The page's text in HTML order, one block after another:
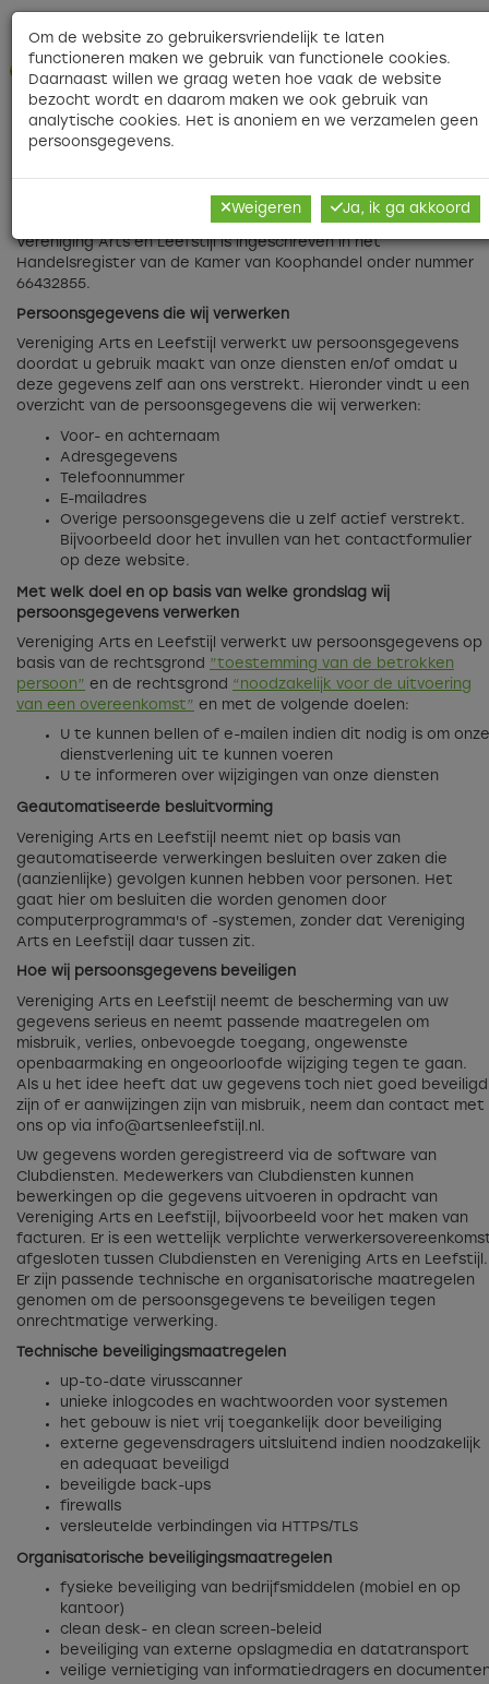
Vereniging Arts en Leefstijl neemt privacy serieus. Informatie
deze privacyverklaring staat omschreven hoe Vereniging Arts
en Leefstijl omgaat met uw persoonsgegevens.
Vereniging Arts en Leefstijl is ingeschreven in het
Handelsregister van de Kamer van Koophandel onder nummer
66432855.
Persoonsgegevens die wij verwerken
Vereniging Arts en Leefstijl verwerkt uw persoonsgegevens
doordat u gebruik maakt van onze diensten en/of omdat u
deze gegevens zelf aan ons verstrekt. Hieronder vindt u een
overzicht van de persoonsgegevens die wij verwerken:
Voor- en achternaam
Adresgegevens
Telefoonnummer
E-mailadres
Overige persoonsgegevens die u zelf actief verstrekt.
Bijvoorbeeld door het invullen van het contactformulier
op deze website.
Met welk doel en op basis van welke grondslag wij
persoonsgegevens verwerken
Vereniging Arts en Leefstijl verwerkt uw persoonsgegevens op
basis van de rechtsgrond ”toestemming van de betrokken
persoon” en de rechtsgrond “noodzakelijk voor de uitvoering
van een overeenkomst” en met de volgende doelen:
U te kunnen bellen of e-mailen indien dit nodig is om onze
dienstverlening uit te kunnen voeren
U te informeren over wijzigingen van onze diensten
Geautomatiseerde besluitvorming
Vereniging Arts en Leefstijl neemt niet op basis van
geautomatiseerde verwerkingen besluiten over zaken die
(aanzienlijke) gevolgen kunnen hebben voor personen. Het
gaat hier om besluiten die worden genomen door
computerprogramma's of -systemen, zonder dat Vereniging
Arts en Leefstijl daar tussen zit.
Hoe wij persoonsgegevens beveiligen
Vereniging Arts en Leefstijl neemt de bescherming van uw
gegevens serieus en neemt passende maatregelen om
misbruik, verlies, onbevoegde toegang, ongewenste
openbaarmaking en ongeoorloofde wijziging tegen te gaan.
Als u het idee heeft dat uw gegevens toch niet goed beveiligd
zijn of er aanwijzingen zijn van misbruik, neem dan contact met
ons op via info@artsenleefstijl.nl .
Uw gegevens worden geregistreerd via de software van
Clubdiensten. Medewerkers van Clubdiensten kunnen
bewerkingen op die gegevens uitvoeren in opdracht van
Vereniging Arts en Leefstijl, bijvoorbeeld voor het maken van
facturen. Er is een wettelijk verplichte
afgesloten tussen Clubdiensten en Vereniging Arts en Leefstijl.
Er zijn passende technische en organisatorische maatregelen
genomen om de persoonsgegevens te beveiligen tegen
onrechtmatige verwerking.
Technische beveiligingsmaatregelen
up-to-date virusscanner
unieke inlogcodes en wachtwoorden voor systemen
het gebouw is niet vrij toegankelijk door beveiliging
externe gegevensdragers uitsluitend indien noodzakelijk
en adequaat beveiligd
beveiligde back-ups
firewalls
versleutelde verbindingen via HTTPS/TLS
Organisatorische beveiligingsmaatregelen
fysieke beveiliging van bedrijfsmiddelen (mobiel en op
kantoor)
clean desk- en clean screen-beleid
beveiliging van externe opslagmedia en datatransport
veilige vernietiging van informatiedragers en
Om de website zo gebruikersvriendelijk te laten
functioneren maken we gebruik van functionele cookies.
Daarnaast willen we graag weten hoe vaak de website
bezocht wordt en daarom maken we ook gebruik van
analytische cookies. Het is anoniem en we verzamelen geen
persoonsgegevens.
Weigeren Ja, ik ga akkoord